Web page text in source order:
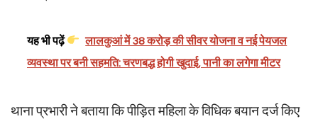
यह भी पढ़ें
लालकुआं में 38 करोड़ की सीवर योजना व नई पेयजल
व्यवस्था पर बनी सहमति: चरणबद्ध होगी खुदाई, पानी का लगेगा मीटर
थाना प्रभारी ने बताया कि पीड़ित महिला के विधिक बयान दर्ज किए